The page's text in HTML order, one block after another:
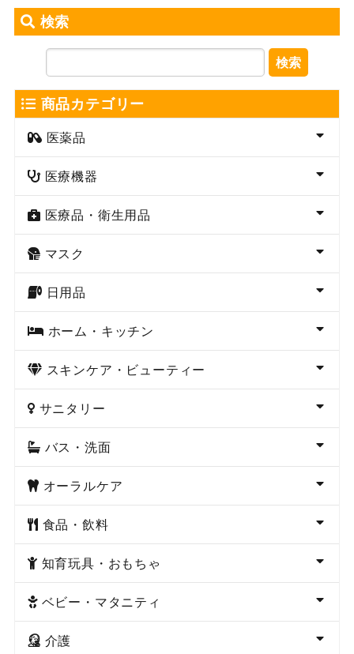
検索
検索
商品カテゴリー
医薬品
医療機器
医療品・衛生用品
マスク
日用品
ホーム・キッチン
スキンケア・ビューティー
サニタリー
バス・洗面
オーラルケア
食品・飲料
知育玩具・おもちゃ
ベビー・マタニティ
介護